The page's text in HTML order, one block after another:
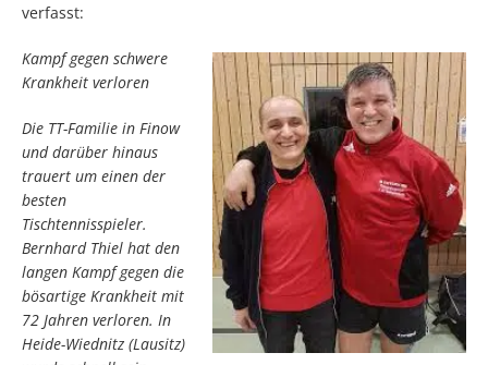
verfasst:
Kampf gegen schwere
Krankheit verloren
Die TT-Familie in Finow
und darüber hinaus
trauert um einen der
besten
Tischtennisspieler.
Bernhard Thiel hat den
langen Kampf gegen die
bösartige Krankheit mit
72 Jahren verloren. In
Heide-Wiednitz (Lausitz)